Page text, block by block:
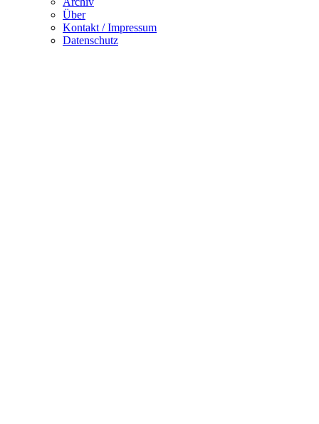
Über
Kontakt / Impressum
Datenschutz